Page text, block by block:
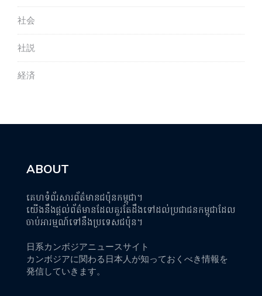
社会
社説
経済
ABOUT
គេហទំព័រសារព័ត៌មានជប៉ុនកម្ពុជា។
យើងនឹងផ្តល់ព័ត៌មានដែលគួរតែដឹងទៅដល់ប្រជាជនកម្ពុជាដែល
ចាប់អារម្មណ៍ទៅនឹងប្រទេសជប៉ុន។
日系カンボジアニュースサイト
カンボジアに関わる日本人が知っておくべき情報を
発信していきます。